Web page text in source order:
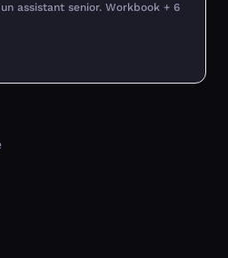
assistant senior. Workbook + 6